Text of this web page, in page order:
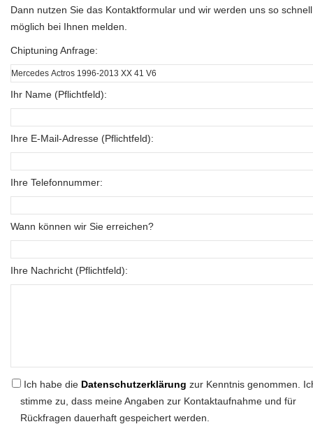
Dann nutzen Sie das Kontaktformular und wir werden uns so
möglich bei Ihnen melden.
Chiptuning Anfrage:
Ihr Name (Pflichtfeld):
Ihre E-Mail-Adresse (Pflichtfeld):
Ihre Telefonnummer:
Wann können wir Sie erreichen?
Ihre Nachricht (Pflichtfeld):
Ich habe die Datenschutzerklärung zur Kenntnis genommen.
stimme zu, dass meine Angaben zur Kontaktaufnahme und für
Rückfragen dauerhaft gespeichert werden.